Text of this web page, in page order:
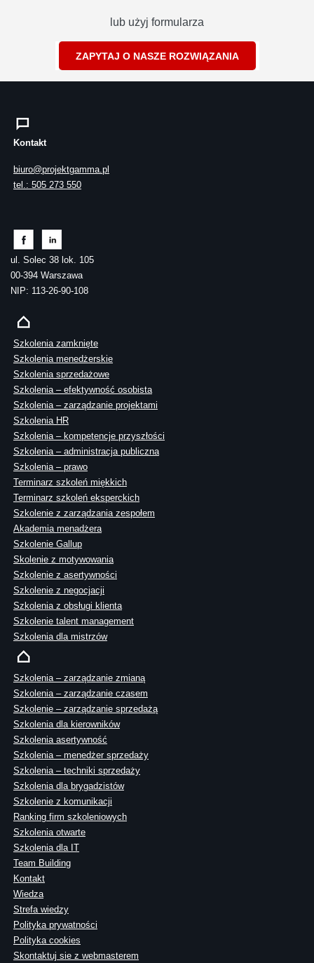
lub użyj formularza
ZAPYTAJ O NASZE ROZWIĄZANIA
Kontakt
biuro@projektgamma.pl
tel.: 505 273 550
ul. Solec 38 lok. 105
00-394 Warszawa
NIP: 113-26-90-108
Szkolenia zamknięte
Szkolenia menedżerskie
Szkolenia sprzedażowe
Szkolenia – efektywność osobista
Szkolenia – zarządzanie projektami
Szkolenia HR
Szkolenia – kompetencje przyszłości
Szkolenia – administracja publiczna
Szkolenia – prawo
Terminarz szkoleń miękkich
Terminarz szkoleń eksperckich
Szkolenie z zarządzania zespołem
Akademia menadżera
Szkolenie Gallup
Skolenie z motywowania
Szkolenie z asertywności
Szkolenie z negocjacji
Szkolenia z obsługi klienta
Szkolenie talent management
Szkolenia dla mistrzów
Szkolenia – zarządzanie zmianą
Szkolenia – zarządzanie czasem
Szkolenie – zarządzanie sprzedażą
Szkolenia dla kierowników
Szkolenia asertywność
Szkolenia – menedżer sprzedaży
Szkolenia – techniki sprzedaży
Szkolenia dla brygadzistów
Szkolenie z komunikacji
Ranking firm szkoleniowych
Szkolenia otwarte
Szkolenia dla IT
Team Building
Kontakt
Wiedza
Strefa wiedzy
Polityka prywatności
Polityka cookies
Skontaktuj sie z webmasterem